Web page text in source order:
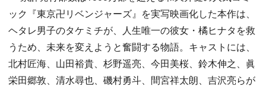
ック『東京卍リベンジャーズ』を実写映画化した本作は、
ヘタレ男子のタケミチが、人生唯一の彼女・橘ヒナタを救
うため、未来を変えようと奮闘する物語。キャストには、
北村匠海、山田裕貴、杉野遥亮、今田美桜、鈴木伸之、眞
栄田郷敦、清水尋也、磯村勇斗、間宮祥太朗、吉沢亮らが